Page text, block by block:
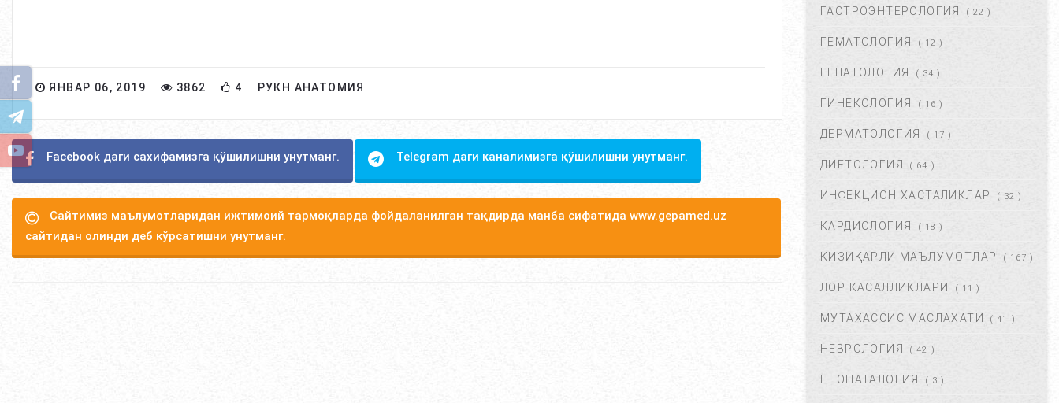
ЯНВАР 06, 2019 3862 4 РУКН АНАТОМИЯ
Facebook даги сахифамизга қўшилишни унутманг. Telegram даги каналимизга қўшилишни унутманг.
Сайтимиз маълумотларидан ижтимоий тармоқларда фойдаланилган тақдирда манба сифатида www.gepamed.uz
сайтидан олинди деб кўрсатишни унутманг.
АВГ 22, 2017 77422
ЧАП ҚОРИН СОХАСИ НИМА
БОШ МИЯ САРАТОНИНИ
НОЯ 24, 2017
БОШ ОҒРИШИ. УНИНГ
ФЕВ 06, 2018 59802
ХОМИЛАДОРЛИКДА БОЛА
БЕЛГИЛАРИ ВА
АВГ 17, 2017
ГАСТРОЭНТЕРОЛОГИЯ ( 22 )
ГЕМАТОЛОГИЯ ( 12 )
ГЕПАТОЛОГИЯ ( 34 )
ГИНЕКОЛОГИЯ ( 16 )
ДЕРМАТОЛОГИЯ ( 17 )
ДИЕТОЛОГИЯ ( 64 )
ИНФЕКЦИОН ХАСТАЛИКЛАР ( 32 )
КАРДИОЛОГИЯ ( 18 )
ҚИЗИҚАРЛИ МАЪЛУМОТЛАР ( 167 )
ЛОР КАСАЛЛИКЛАРИ ( 11 )
МУТАХАССИС МАСЛАХАТИ ( 41 )
НЕВРОЛОГИЯ ( 42 )
НЕОНАТАЛОГИЯ ( 3 )